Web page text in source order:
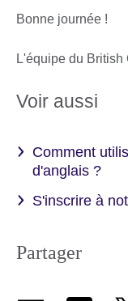
Bonne journée !
L'équipe du British
Voir aussi
Comment
d'anglais ?
S'inscrire à
Partager